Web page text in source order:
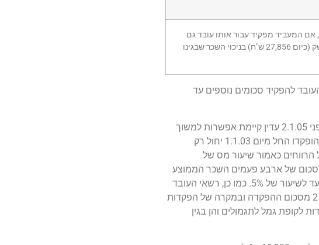
העובד עד למשכורת של 7,100 ש"ח לחודש (85,200 ש"ח לשנה). אולם, אם המעביד מפקיד עבור אותו עובד גם
לקופת גמל לקצבה, הרי שתקרת השכר לעניין ההפקדה לקופת גמל לתגמולים מוגבלת גם לארבע פעמים השכר הממוצע במשק (כיום 27,856 ש"ח) בניכוי השכר שבגינו
המופקדים ע"י המעביד עד לשיעור של 5%. כמו כן, רשאי העובד להפקיד סכומים נוספים עד
ניתן למשוך את הכספים שהופקדו בקופה החל מיום 2.1.05 בפטור ממס רק בגיל 60. ביחס לכספים שהופקדו לפני 2.1.05 עדין קיימת אפשרות למשוך
אותם בפטור במקרה של אבטלה של שישה חודשים. יצוין כי פטור ממס על רווחים שנצברו על הכספים כאמור שהופקדו החל מיום 1.1.03 יחול רק
אישה). במקרים אחרים יחול על הרווחים כאמור שיעור מס של
ההפקדה הינה 7.5% ממשכורתו של העובד עד לסכום של ארבע פעמים השכר הממוצע
במשק (כיום 27,856 ש"ח לחודש). על העובד להפקיד לאותה קופה סכומים זהים לסכומים שהופקדו ע"י המעביד עד לשיעור של 5%. כמו כן, רשאי העובד
להפקיד סכומים נוספים עד לשיעור כולל של 7% מהמשכורת. הפקדות העובד מקנות לו זיכוי ממס בשיעור של 25% מסכום ההפקדה ובמקרה של הפקדות
בגין הפקדות לקופת גמל לתגמולים והן בגין